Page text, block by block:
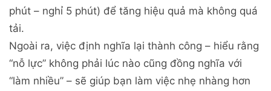
phút – nghỉ 5 phút) để tăng hiệu quả mà không quá
tải.
Ngoài ra, việc định nghĩa lại thành công – hiểu rằng
“nỗ lực” không phải lúc nào cũng đồng nghĩa với
“làm nhiều” – sẽ giúp bạn làm việc nhẹ nhàng hơn